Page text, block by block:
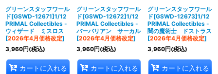
絞り込む
グリーンスタッフワール
ド[GSWD-12671]1/12
PRIMAL Collectibles -
ウィザード ミスロス
[2026年4月価格改定]
3,960円(税込)
カートに入れる
グリーンスタッフワール
ド[GSWD-12672]1/12
PRIMAL Collectibles -
バーバリアン サーカル
[2026年4月価格改定]
3,960円(税込)
カートに入れる
グリーンスタッフワール
ド[GSWD-12673]1/12
PRIMAL Collectibles -
闇の魔術士 ドストラス
[2026年4月価格改定]
3,960円(税込)
カートに入れる